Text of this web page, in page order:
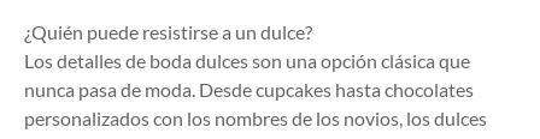
¿Quién puede resistirse a un dulce?
Los detalles de boda dulces son una opción clásica que
nunca pasa de moda. Desde cupcakes hasta chocolates
personalizados con los nombres de los novios, los dulces